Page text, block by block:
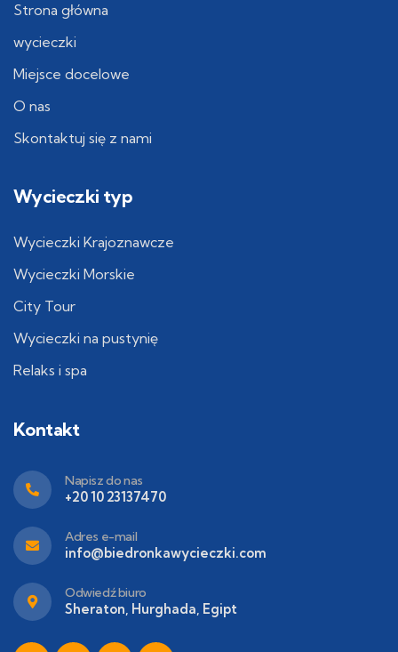
Strona główna
wycieczki
Miejsce docelowe
O nas
Skontaktuj się z nami
Wycieczki typ
Wycieczki Krajoznawcze
Wycieczki Morskie
City Tour
Wycieczki na pustynię
Relaks i spa
Kontakt
Napisz do nas
+20 10 23137470
Adres e-mail
info@biedronkawycieczki.com
Odwiedź biuro
Sheraton, Hurghada, Egipt